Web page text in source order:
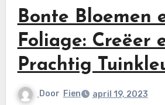
Bonte Bloemen
Foliage: Creëer
Prachtig
Door Fien april 19, 2023